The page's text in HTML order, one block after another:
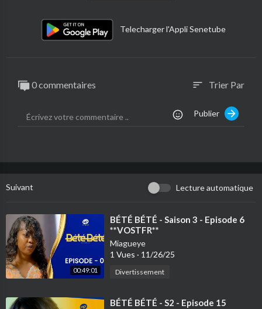
Telecharger l'Appli Senetube
0 commentaires sort Trier Par
Publier
Suivant Lecture automatique
00:49:01
⁣BÉTÉ BÉTÉ - Saison 3 - Episode 6
**VOSTFR**
Miagueye
1 Vues · 11/26/25
Divertissement
⁣BÉTÉ BÉTÉ - S2 - Episode 15